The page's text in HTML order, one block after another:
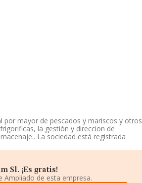
por mayor de pescados y mariscos y otros
la gestión y direccion de
La sociedad está registrada
con código 'Comercio al por mayor de
y/o exportación.
teléfono 935564784 y su correo es
Sl. ¡Es gratis!
de esta empresa.